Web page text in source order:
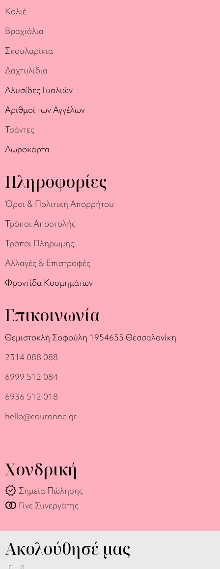
Κολιέ
Βραχιόλια
Σκουλαρίκια
Δαχτυλίδια
Αλυσίδες Γυαλιών
Αριθμοί των Αγγέλων
Τσάντες
Δωροκάρτα
Πληροφορίες
Όροι & Πολιτική Απορρήτου
Τρόποι Αποστολής
Τρόποι Πληρωμής
Αλλαγές & Επιστροφές
Φροντίδα Κοσμημάτων
Επικοινωνία
Θεμιστοκλή Σοφούλη 1954655 Θεσσαλονίκη
2314 088 088
6999 512 084
6936 512 018
hello@couronne.gr
Χονδρική
verified Σημεία Πώλησης
join_full Γίνε Συνεργάτης
Ακολούθησέ μας